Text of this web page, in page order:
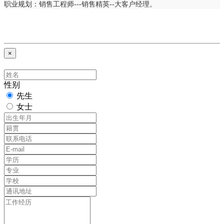
职业规划：销售工程师---销售精英--大客户经理。
×
性别
先生
女士